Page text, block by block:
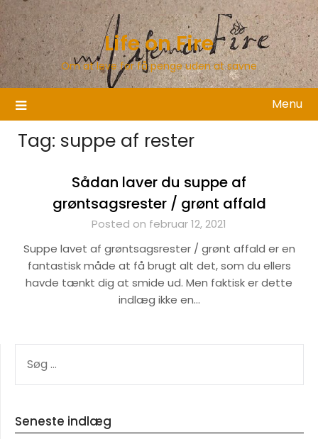
Skip
to
content
Life on Fire
Om at leve for få penge uden at savne
Menu
Tag: suppe af rester
Sådan laver du suppe af
grøntsagsrester / grønt affald
Posted on februar 12, 2021
Suppe lavet af grøntsagsrester / grønt affald er en
fantastisk måde at få brugt alt det, som du ellers
havde tænkt dig at smide ud. Men faktisk er dette
indlæg ikke en…
EFTER:
Seneste indlæg